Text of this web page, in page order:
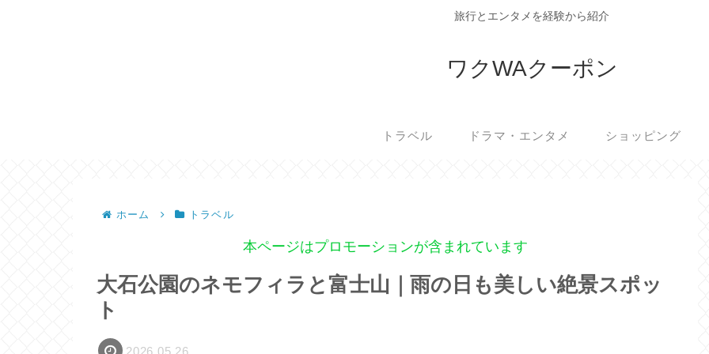
旅行とエンタメを経験から紹介
ワクWAクーポン
トラベル ドラマ・エンタメ ショッピング
ホーム トラベル
本ページはプロモーションが含まれています
大石公園のネモフィラと富士山｜雨の日も美しい絶景スポッ
ト
2026.05.26